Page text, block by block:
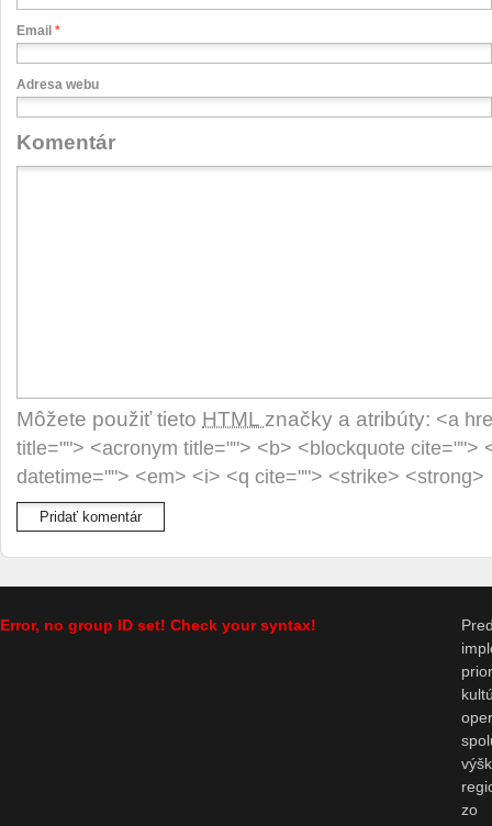
Email *
Adresa webu
Komentár
Môžete použiť tieto HTML značky a atribúty: <a
title=""> <acronym title=""> <b> <blockquote cite="">
datetime=""> <em> <i> <q cite=""> <strike> <strong>
Error, no group ID set! Check your syntax!
zo